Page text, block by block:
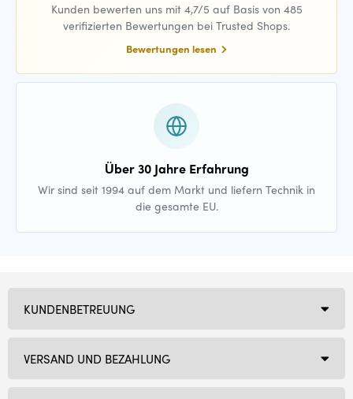
Kunden bewerten uns mit 4,7/5 auf Basis von 485
verifizierten Bewertungen bei Trusted Shops.
Bewertungen lesen
Über 30 Jahre Erfahrung
Wir sind seit 1994 auf dem Markt und liefern Technik in
die gesamte EU.
KUNDENBETREUUNG
VERSAND UND BEZAHLUNG